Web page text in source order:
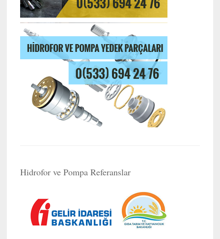
Hidrofor ve Pompa Referanslar